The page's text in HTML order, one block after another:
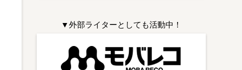
▼外部ライターとしても活動中！